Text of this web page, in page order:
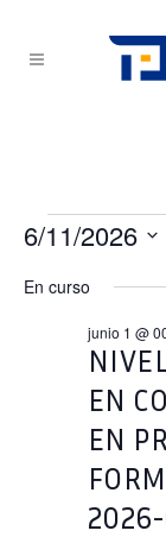
Eventos
en
junio
2026
6/11/2026
la
En curso
EN
EN
junio 1 @